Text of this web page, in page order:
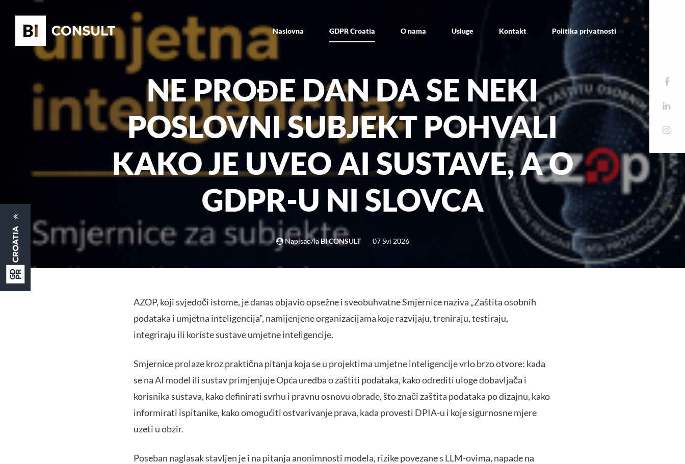
Naslovna GDPR Croatia O nama Usluge Kontakt Politika privatnosti
NE PROĐE DAN DA SE NEKI
POSLOVNI SUBJEKT POHVALI
KAKO JE UVEO AI SUSTAVE, A O
GDPR-U NI SLOVCA
Napisao/la BI CONSULT 07 Svi 2026
AZOP, koji svjedoči istome, je danas objavio opsežne i sveobuhvatne Smjernice naziva „Zaštita osobnih
podataka i umjetna inteligencija”, namijenjene organizacijama koje razvijaju, treniraju, testiraju,
integriraju ili koriste sustave umjetne inteligencije.
Smjernice prolaze kroz praktična pitanja koja se u projektima umjetne inteligencije vrlo brzo otvore: kada
se na AI model ili sustav primjenjuje Opća uredba o zaštiti podataka, kako odrediti uloge dobavljača i
korisnika sustava, kako definirati svrhu i pravnu osnovu obrade, što znači zaštita podataka po dizajnu, kako
informirati ispitanike, kako omogućiti ostvarivanje prava, kada provesti DPIA-u i koje sigurnosne mjere
uzeti u obzir.
Poseban naglasak stavljen je i na pitanja anonimnosti modela, rizike povezane s LLM-ovima, napade na